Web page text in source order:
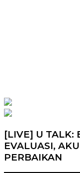
[LIVE] U TALK:
EVALUASI,
PERBAIKAN